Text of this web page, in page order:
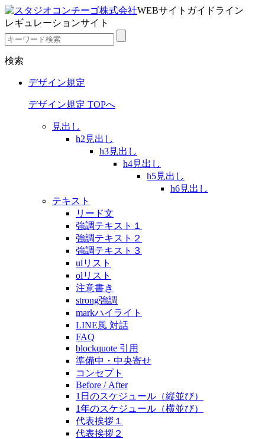
WEBサイトガイドライン
レギュレーションサイト
検索
デザイン規定
デザイン規定 TOPへ
見出し
h2見出し
h3見出し
h4見出し
h5見出し
h6見出し
テキスト
リード文
強調テキスト１
強調テキスト２
強調テキスト３
ulリスト
olリスト
注意書き
strong強調
markハイライト
LINE風 対話
FAQ
blockquote 引用
準備中・中央寄せ
コンセプト
Before / After
1日のスケジュール（縦並び）
1年のスケジュール（横並び）
代表挨拶１
代表挨拶２